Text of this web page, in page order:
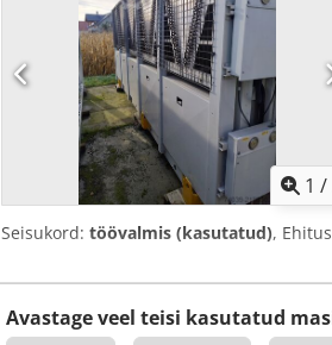
1 /
Seisukord: töövalmis (kasutatud),
Avastage veel teisi kasutatud